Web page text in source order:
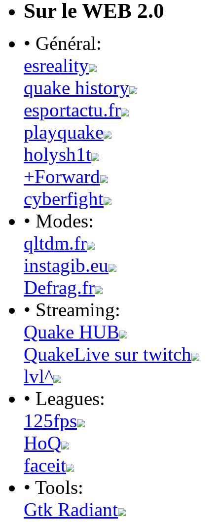
Sur le WEB 2.0
• Général:
esreality
quake history
esportactu.fr
playquake
holysh1t
+Forward
cyberfight
• Modes:
qltdm.fr
instagib.eu
Defrag.fr
• Streaming:
Quake HUB
QuakeLive sur twitch
lvl^
• Leagues:
125fps
HoQ
faceit
• Tools:
Gtk Radiant